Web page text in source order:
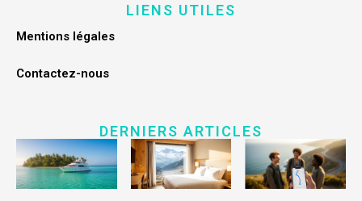
LIENS UTILES
Mentions légales
Contactez-nous
DERNIERS ARTICLES